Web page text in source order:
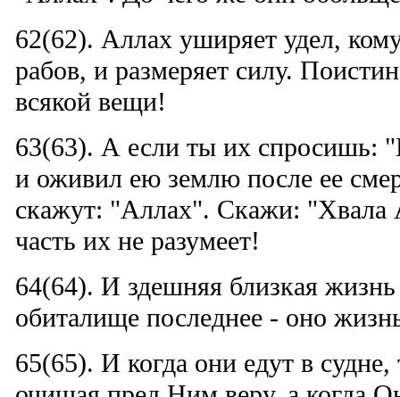
62(62). Аллах уширяет удел,
рабов, и размеряет силу.
всякой вещи!
63(63). А если ты их спросишь:
и оживил ею землю после ее
скажут: "Аллах". Скажи:
часть их не разумеет!
64(64). И здешняя близкая жизнь
обиталище последнее - оно
65(65). И когда они едут в